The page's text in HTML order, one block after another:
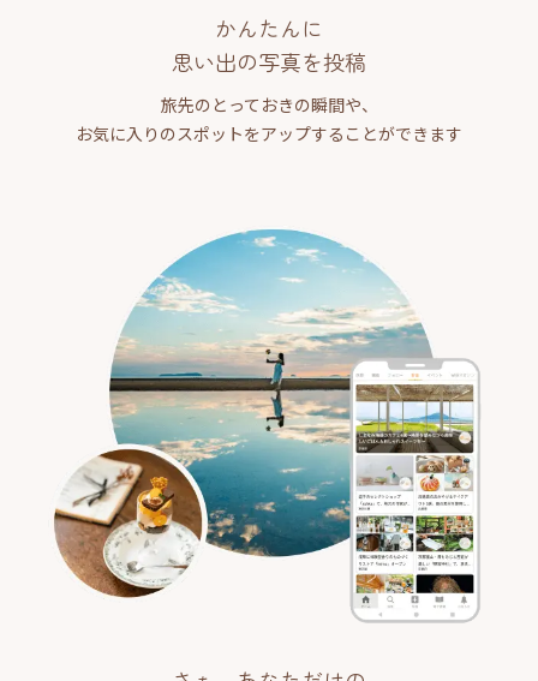
かんたんに
思い出の写真を投稿
旅先のとっておきの瞬間や、
お気に入りのスポットをアップすることができます